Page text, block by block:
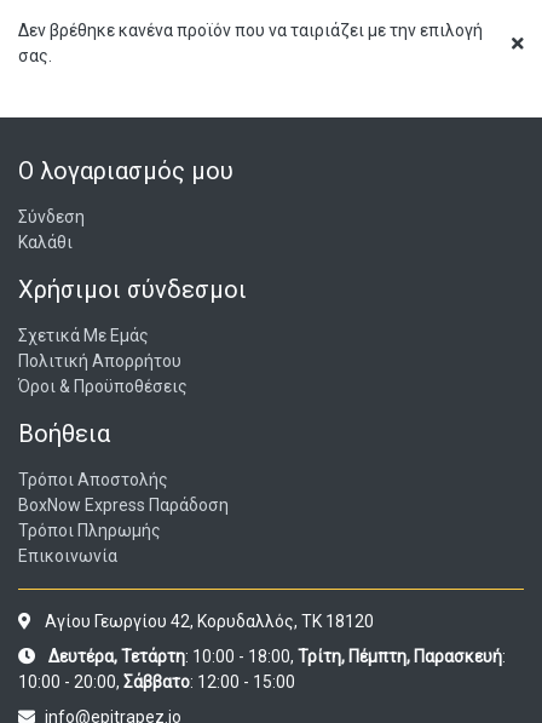
Δεν βρέθηκε κανένα προϊόν που να ταιριάζει με την επιλογή
σας.
Ο λογαριασμός μου
Σύνδεση
Καλάθι
Χρήσιμοι σύνδεσμοι
Σχετικά Με Εμάς
Πολιτική Απορρήτου
Όροι & Προϋποθέσεις
Βοήθεια
Τρόποι Αποστολής
BoxNow Express Παράδοση
Τρόποι Πληρωμής
Επικοινωνία
Αγίου Γεωργίου 42, Κορυδαλλός, ΤΚ 18120
Δευτέρα, Τετάρτη: 10:00 - 18:00, Τρίτη, Πέμπτη, Παρασκευή:
10:00 - 20:00, Σάββατο: 12:00 - 15:00
info@epitrapez.io